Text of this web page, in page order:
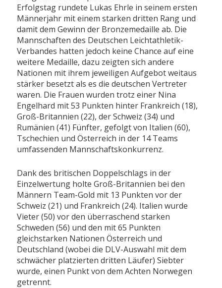
Erfolgstag rundete Lukas Ehrle in seinem ersten
Männerjahr mit einem starken dritten Rang und
damit dem Gewinn der Bronzemedaille ab. Die
Mannschaften des Deutschen Leichtathletik-
Verbandes hatten jedoch keine Chance auf eine
weitere Medaille, dazu zeigten sich andere
Nationen mit ihrem jeweiligen Aufgebot weitaus
stärker besetzt als es die deutschen Vertreter
waren. Die Frauen wurden trotz einer Nina
Engelhard mit 53 Punkten hinter Frankreich (18),
Groß-Britannien (22), der Schweiz (34) und
Rumänien (41) Fünfter, gefolgt von Italien (60),
Tschechien und Österreich in der 14 Teams
umfassenden Mannschaftskonkurrenz.
Dank des britischen Doppelschlags in der
Einzelwertung holte Groß-Britannien bei den
Männern Team-Gold mit 13 Punkten vor der
Schweiz (21) und Frankreich (24). Italien wurde
Vieter (50) vor den überraschend starken
Schweden (56) und den mit 65 Punkten
gleichstarken Nationen Österreich und
Deutschland (wobei die DLV-Auswahl mit dem
schwächer platzierten dritten Läufer) Siebter
wurde, einen Punkt von dem Achten Norwegen
getrennt.